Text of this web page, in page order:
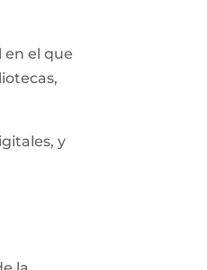
en el que
y